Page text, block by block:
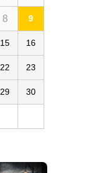
8 9
15 16
22 23
29 30